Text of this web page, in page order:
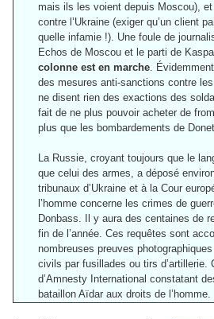
mais ils les voient depuis Moscou),
contre l’Ukraine (exiger qu’un client
quelle infamie !). Une foule de
Echos de Moscou et le parti de
colonne est en marche.
des mesures anti-sanctions contre
ne disent rien des exactions des
fait de ne plus pouvoir acheter de
plus que les bombardements de
La Russie, croyant toujours que le
que celui des armes, a déposé
tribunaux d’Ukraine et à la Cour
l’homme concerne les crimes de
Donbass. Il y aura des centaines de
fin de l’année. Ces requêtes sont
nombreuses preuves
civils par fusillades ou tirs d’artillerie.
d’Amnesty International constatant
bataillon Aïdar aux droits de l’homme.